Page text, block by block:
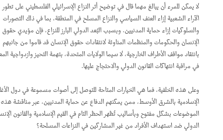
لا يمكن للمرء أن يبالغ مهما قال في توضيح أثر النزاع الإسرائيلي الفلسطيني على تطور
الآراء الشعبية إزاء العنف السياسي والنزاع المسلح في المنطقة، بما في ذلك التصورات
والسلوكيات إزاء حماية المدنيين. وبسبب البُعد الدولي البارز للنزاع، فإن مؤيدي حقوق
الإنسان والحكومات والمنظمات المناوئة لانتقادات حقوق الإنسان قد قاموا من جانبهم
بانتقاد مواقف الأطراف الخارجية، لا سيما الولايات المتحدة، بتهمة التحيز وازدواجية المعايير
في مراقبة انتهاكات القانون الدولي والاحتجاج عليها.
وعلى هذه الخلفية، فما هي الخيارات المتاحة للتوصل إلى أصوات مسموعة في دول الأغلبية
الإسلامية بالشرق الأوسط، ممن يمكنهم الدفاع عن حماية المدنيين، عبر مناقشة هذه
الموضوعات بشكل مفتوح وبأساليب تُظهر الحظر التام في القيم الإسلامية والقانون الإنساني
الدولي ضد استهداف الأفراد من غير المشاركين في النزاعات المسلحة؟